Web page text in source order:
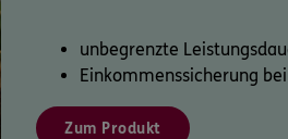
unbegrenzte
Einkommenssicherung
Zum Produkt